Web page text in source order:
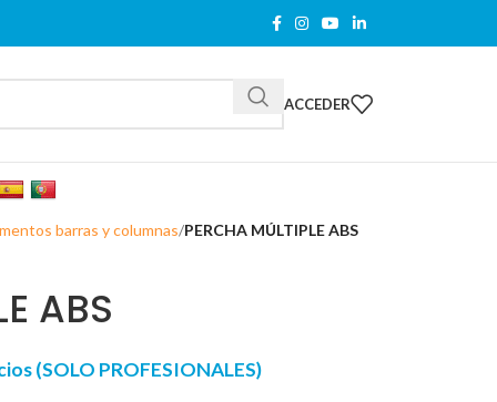
ACCEDER
barras y columnas PERCHA MÚLTIPLE ABS
ABS
(SOLO PROFESIONALES)